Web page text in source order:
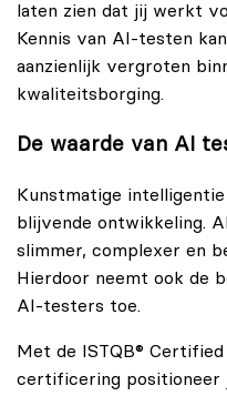
laten zien dat jij werkt
Kennis van AI-testen
aanzienlijk vergroten
kwaliteitsborging.
De waarde van AI
Kunstmatige
blijvende ontwikkeling.
slimmer, complexer en
Hierdoor neemt ook de
AI-testers toe.
Met de ISTQB®
certificering positioneer